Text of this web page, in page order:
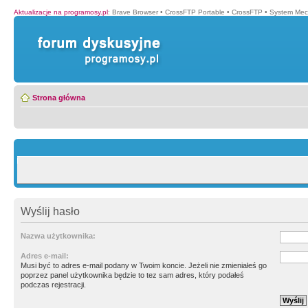
Aktualizacje na programosy.pl: Brave Browser • CrossFTP Portable • CrossFTP • System
Strona główna
Wyślij hasło
Nazwa użytkownika:
Adres e-mail:
Musi być to adres e-mail podany w Twoim koncie. Jeżeli nie zmieniałeś go
poprzez panel użytkownika będzie to tez sam adres, który podałeś
podczas rejestracji.